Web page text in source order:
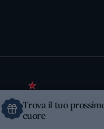
Trova il tuo
cuore